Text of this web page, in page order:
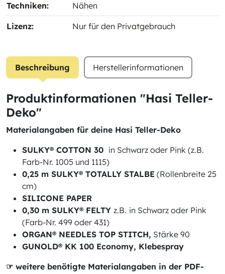
Techniken: Nähen
Lizenz: Nur für den Privatgebrauch
Beschreibung Herstellerinformationen
Produktinformationen "Hasi Teller-
Deko"
Materialangaben für deine Hasi Teller-Deko
SULKY® COTTON 30 in Schwarz oder Pink (z.B.
Farb-Nr. 1005 und 1115)
0,25 m SULKY® TOTALLY STALBE (Rollenbreite 25
cm)
SILICONE PAPER
0,30 m SULKY® FELTY z.B. in Schwarz oder Pink
(Farb-Nr. 499 oder 431)
ORGAN® NEEDLES TOP STITCH, Stärke 90
GUNOLD® KK 100 Economy, Klebespray
☞ weitere benötigte Materialangaben in der PDF-